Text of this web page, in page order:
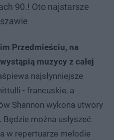
90.! Oto najstarsze
Przedmieściu, na
muzycy z całej
najsłynniejsze
- francuskie, a
Shannon wykona utwory
można usłyszeć
w repertuarze melodie